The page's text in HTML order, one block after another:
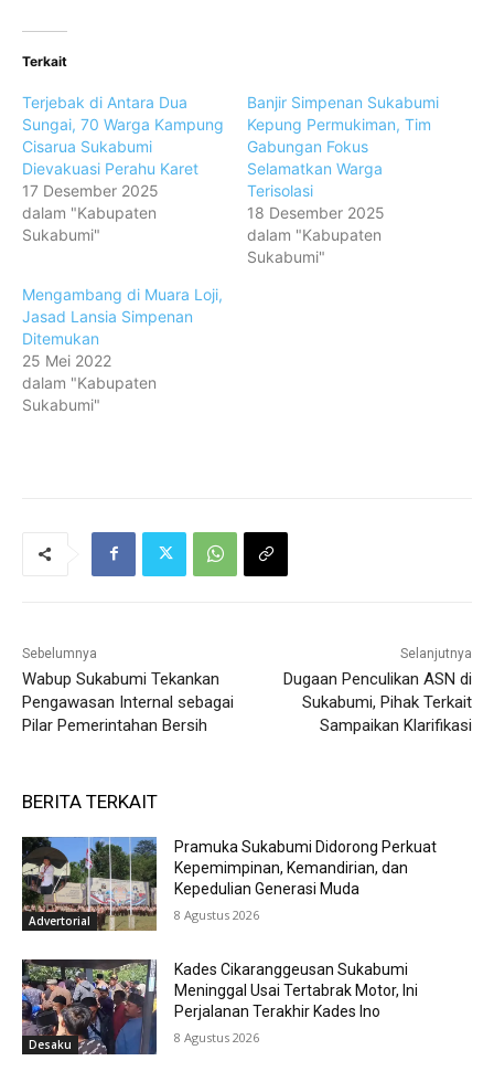
Terkait
Terjebak di Antara Dua
Sungai, 70 Warga Kampung
Cisarua Sukabumi
Dievakuasi Perahu Karet
17 Desember 2025
dalam "Kabupaten
Sukabumi"
Banjir Simpenan Sukabumi
Kepung Permukiman, Tim
Gabungan Fokus
Selamatkan Warga
Terisolasi
18 Desember 2025
dalam "Kabupaten
Sukabumi"
Mengambang di Muara Loji,
Jasad Lansia Simpenan
Ditemukan
25 Mei 2022
dalam "Kabupaten
Sukabumi"
Sebelumnya
Wabup Sukabumi Tekankan
Pengawasan Internal sebagai
Pilar Pemerintahan Bersih
Selanjutnya
Dugaan Penculikan ASN di
Sukabumi, Pihak Terkait
Sampaikan Klarifikasi
BERITA TERKAIT
Advertorial
Pramuka Sukabumi Didorong Perkuat
Kepemimpinan, Kemandirian, dan
Kepedulian Generasi Muda
8 Agustus 2026
Desaku
Kades Cikaranggeusan Sukabumi
Meninggal Usai Tertabrak Motor, Ini
Perjalanan Terakhir Kades Ino
8 Agustus 2026